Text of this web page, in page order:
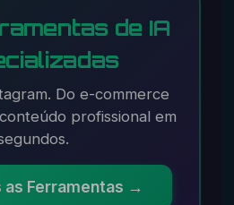
de IA
Do e-commerce
profissional em
as Ferramentas →